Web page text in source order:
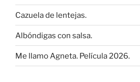
Cazuela de lentejas.
Albóndigas con salsa.
Me llamo Agneta. Película 2026.